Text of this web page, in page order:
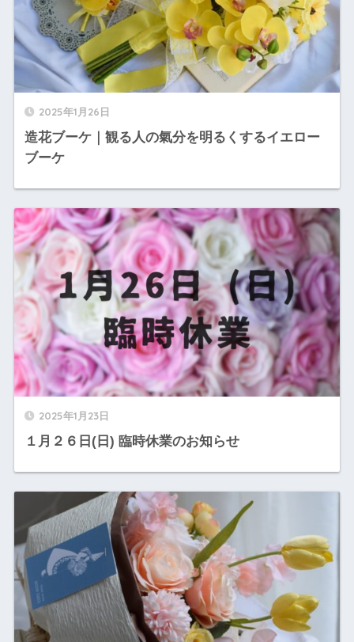
2025年1月26日
造花ブーケ｜観る人の氣分を明るくするイエロー
ブーケ
2025年1月23日
１月２６日(日) 臨時休業のお知らせ